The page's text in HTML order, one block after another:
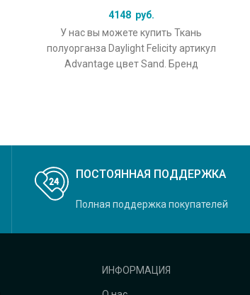
4148 руб.
У нас вы можете купить Ткань
полуорганза Daylight Felicity артикул
Advantage цвет Sand. Бренд
ПОСТОЯННАЯ ПОДДЕРЖКА
Полная поддержка покупателей
ИНФОРМАЦИЯ